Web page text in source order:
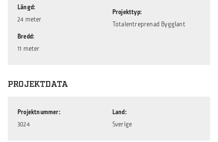
Längd
24 meter
Bredd
11 meter
Projekttyp
Totalentreprenad Bygglant
PROJEKTDATA
Projektnummer
3024
Land
Sverige